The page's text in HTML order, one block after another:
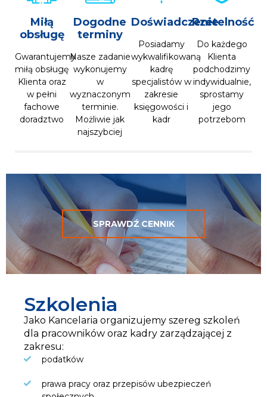
Miłą
obsługę
Gwarantujemy
miłą obsługę
Klienta oraz
w pełni
fachowe
doradztwo
Dogodne
terminy
Nasze zadanie
wykonujemy
w
wyznaczonym
terminie.
Możliwie jak
najszybciej
Doświadczenie
Posiadamy
wykwalifikowaną
kadrę
specjalistów w
zakresie
księgowości i
kadr
Rzetelność
Do każdego
Klienta
podchodzimy
indywidualnie,
sprostamy
jego
potrzebom
SPRAWDŹ CENNIK
Szkolenia
Jako Kancelaria organizujemy szereg szkoleń
dla pracowników oraz kadry zarządzającej z
zakresu:
podatków
prawa pracy oraz przepisów ubezpieczeń